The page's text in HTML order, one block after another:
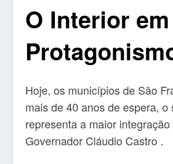
O Interior
Hoje, os municípios de São
mais de 40 anos de espera,
representa a maior
Governador Cláudio Castro .